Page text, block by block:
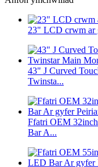
23" LCD crwm ar
43" J Curved
Twinsta...
Ffatri OEM
Bar A...